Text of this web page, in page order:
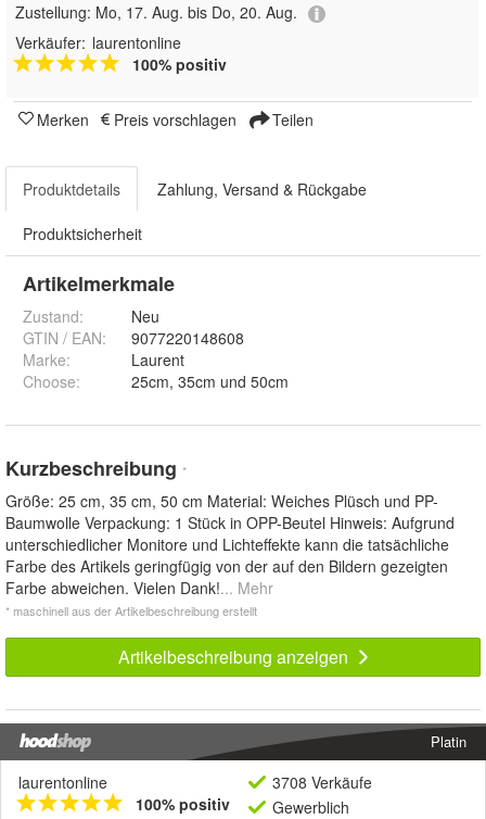
Zustellung: Mo, 17. Aug. bis Do, 20. Aug.
Verkäufer: laurentonline
100% positiv
Merken Preis vorschlagen Teilen
Produktdetails Zahlung, Versand & Rückgabe
Produktsicherheit
Artikelmerkmale
Zustand:
Neu
GTIN / EAN:
9077220148608
Marke:
Laurent
Choose: 25cm, 35cm und 50cm
Kurzbeschreibung *
Größe: 25 cm, 35 cm, 50 cm Material: Weiches Plüsch und PP-
Baumwolle Verpackung: 1 Stück in OPP-Beutel Hinweis: Aufgrund
unterschiedlicher Monitore und Lichteffekte kann die tatsächliche
Farbe des Artikels geringfügig von der auf den Bildern gezeigten
Farbe abweichen. Vielen Dank!... Mehr
* maschinell aus der Artikelbeschreibung erstellt
Artikelbeschreibung anzeigen
Platin
laurentonline
100% positiv
3708 Verkäufe
Gewerblich